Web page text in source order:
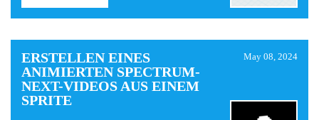
ERSTELLEN EINES
ANIMIERTEN SPECTRUM-
NEXT-VIDEOS AUS EINEM
SPRITE
May 08, 2024